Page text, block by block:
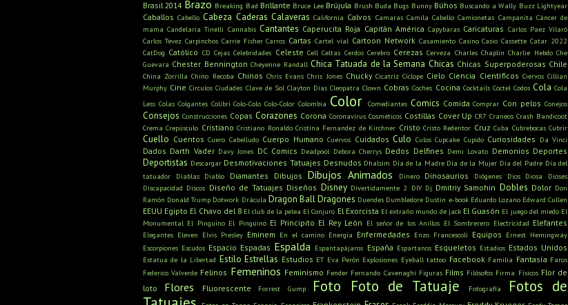
Brasil 2014 Brazo Breaking Bad Brillante Bruce Lee Brújula Brush Buda Bugs Bunny Búhos Buscando a Wally Buzz Lightyear
Caballos Cabello Cabeza Caderas Calaveras California Calvos Camaras Camila Cabello Camionetas Campanita Cáncer de
mama Candelaria Tinelli Cannabis Cantantes Caperucita Roja Capitán América Capybaras Caricaturas Carlos Paez Vilaró
Carlos Tevez Carpinchos Carrie Fisher Carros Cartas Cartel víal Cartoon Network Casamiento Casino Casio Cassette Catar 2022
CatDog Católico CD Cejas Celebridades Celeste Cell Celtas Cerdos Cerebro Cerezas Cerveza Charles Chaplin Charlie Hebdo Che
Guevara Chester Bennington Cheyenne Randall Chica Tatuada de la Semana Chicas Chicas Superpoderosas Chile
China Zorrilla Chino Recoba Chinos Chris Evans Chris Jones Chucky Cicatriz Cíclope Cielo Ciencia Científicos Ciervos Cillian
Murphy Cine Circulos Ciudades Clave de Sol Clayton Días Cleopatra Clown Cobras Coches Cocina Cocktails Coctel Codos Cola Cola
Less Colas Colgantes Colibrí Colo-Colo Colo-Color Colombia Color Comediantes Comics Comida Comprar Con pelos Conejos
Consejos Construcciones Copas Corazones Corona Coronavirus Cosméticos Costillas Cover Up CR7 Craneos Crash Bandicoot
Crema Crepúsculo Cristiano Cristiano Ronaldo Cristina Fernandez de Kirchner Cristo Cristo Redentor Cruz Cuba Cubrebocas Cubrir
Cuello Cuentos Cuero Cabelludo Cuerpo Humano Cuervos Cuidados Culo Culos Cupcake Cupido Curiosidades Da Vinci
Dados Darth Vader Davy Jones DC Comics Deadpool Debora Cherrys Dedos Delfines Demi Lovato Demonios Deportes
Deportistas Descargar Desmotivaciones Tatuajes Desnudos Dhalsim Día de la Madre Día de la Mujer Día del Padre Día del
tatuador
Diablas Diablo Diamantes Dibujos Dibujos Animados Dinero Dinosaurios Diógenes Dios Diosa
Dioses
Discapacidad Discos Diseño de Tatuajes Diseños Disney Divertidamente 2 DIY Dj Dmitriy Samohin Dobles Dolor Don
Ramón Donald Trump Dotwork Drácula Dragon BallDragones Duendes Dumbledore Dustin e-book Eduardo Lozano Edward Cullen
EEUU Egipto El Chavo del 8 El club de la pelea El Conjuro El Exorcista El extraño mundo de jack El Guasón El juego del miedo El
Monumental El Pinguino El Pingüino El Principito El Rey León El señor de los Anillos El Sombrerero Electricidad Elefantes
Elegantes Eleven Elvis Presley Eminem En el camino Energía Enfermedades Enzo Francescoli Equipos Ernest Hemingway
Escorpiones Escudos Espacio Espadas Espalda Espantapájaros España Espartanos Esqueletos Estadios Estados Unidos
Estatua de la Libertad Estilo Estrellas Estudios ET Eva Perón Explosiones Eyeball tattoo Facebook Familia Fantasía Faros
Federico Valverde Felinos Femeninos Feminismo Fender Fernando Cavenaghi Figuras Films Filósofos Firma Físicos Flor de
loto
Flores Fluorescente Forrest Gump Foto Foto de Tatuaje Fotografía
Fotos de